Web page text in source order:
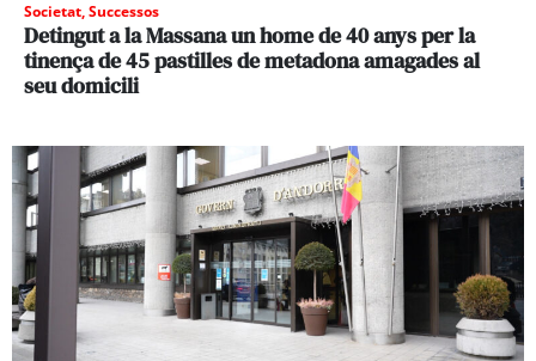
Societat,Successos
Detingut a la Massana un home de 40 anys per la
tinença de 45 pastilles de metadona amagades al
seu domicili